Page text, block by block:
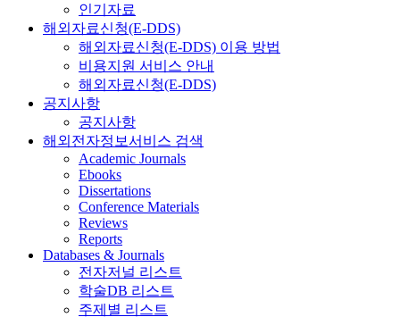
인기자료
해외자료신청(E-DDS)
해외자료신청(E-DDS) 이용 방법
비용지원 서비스 안내
해외자료신청(E-DDS)
공지사항
공지사항
해외전자정보서비스 검색
Academic Journals
Ebooks
Dissertations
Conference Materials
Reviews
Reports
Databases & Journals
전자저널 리스트
학술DB 리스트
주제별 리스트